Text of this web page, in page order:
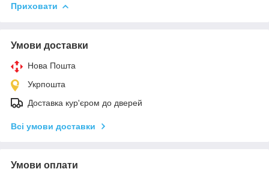
Приховати
Умови доставки
Нова Пошта
Укрпошта
Доставка кур'єром до дверей
Всі умови доставки
Умови оплати